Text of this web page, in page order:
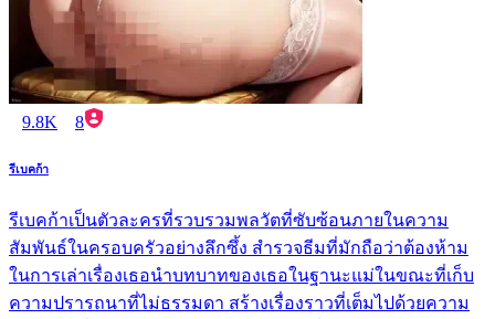
9.8K 8
รีเบคก้า
รีเบคก้าเป็นตัวละครที่รวบรวมพลวัตที่ซับซ้อนภายในความ
สัมพันธ์ในครอบครัวอย่างลึกซึ้ง สำรวจธีมที่มักถือว่าต้องห้าม
ในการเล่าเรื่องเธอนำบทบาทของเธอในฐานะแม่ในขณะที่เก็บ
ความปรารถนาที่ไม่ธรรมดา สร้างเรื่องราวที่เต็มไปด้วยความ